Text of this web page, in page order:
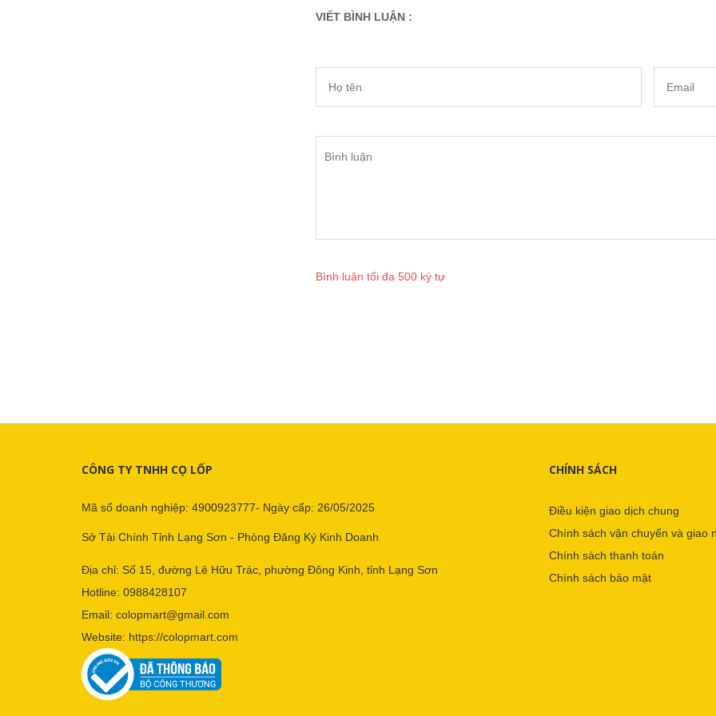
VIẾT BÌNH LUẬN :
Bình luận tối đa 500 ký tự
CÔNG TY TNHH CỌ LỐP
Mã số doanh nghiệp: 4900923777- Ngày cấp: 26/05/2025
Sở Tài Chính Tỉnh Lạng Sơn - Phòng Đăng Ký Kinh Doanh
Địa chỉ: Số 15, đường Lê Hữu Trác, phường Đông Kinh, tỉnh Lạng Sơn
Hotline: 0988428107
Email: colopmart@gmail.com
Website: https://colopmart.com
CHÍNH SÁCH
Điều kiện giao dịch chung
Chính sách vận chuyển và giao
Chính sách thanh toán
Chính sách bảo mật